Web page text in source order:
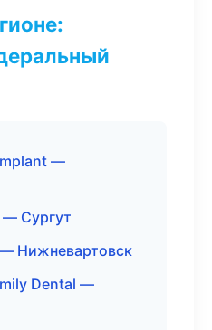
—
Сургут
Нижневартовск
Dental —